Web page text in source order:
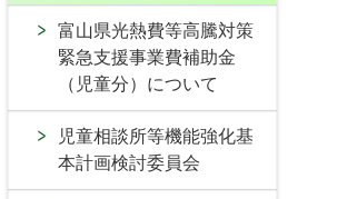
富山県光熱費等高騰対策
緊急支援事業費補助金
（児童分）について
児童相談所等機能強化基
本計画検討委員会